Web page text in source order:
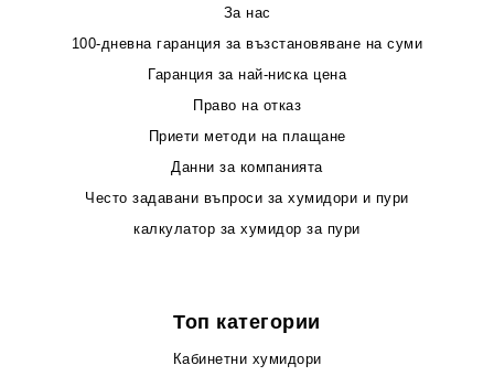
За нас
100-дневна гаранция за възстановяване на суми
Гаранция за най-ниска цена
Право на отказ
Приети методи на плащане
Данни за компанията
Често задавани въпроси за хумидори и пури
калкулатор за хумидор за пури
Топ категории
Кабинетни хумидори